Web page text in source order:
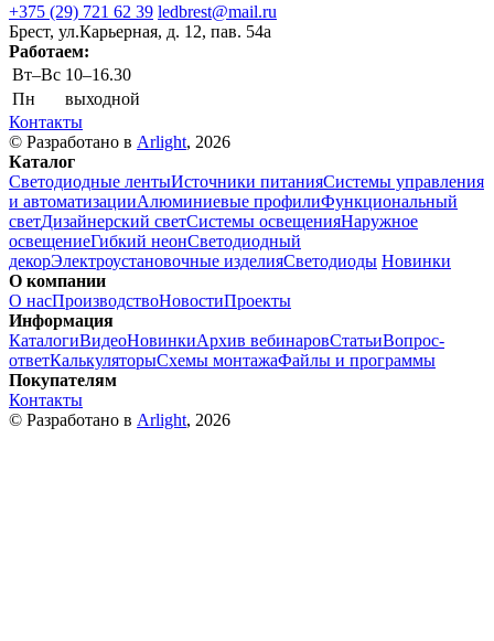
+375 (29) 721 62 39 ledbrest@mail.ru
Брест, ул.Карьерная, д. 12, пав. 54а
Работаем:
Вт–Вс 10–16.30
Пн
выходной
Контакты
© Разработано в Arlight, 2026
Каталог
Светодиодные лентыИсточники питанияСистемы управления
и автоматизацииАлюминиевые профилиФункциональный
светДизайнерский светСистемы освещенияНаружное
освещениеГибкий неонСветодиодный
декорЭлектроустановочные изделияСветодиоды Новинки
О компании
О насПроизводствоНовостиПроекты
Информация
КаталогиВидеоНовинкиАрхив вебинаровСтатьиВопрос-
ответКалькуляторыСхемы монтажаФайлы и программы
Покупателям
Контакты
© Разработано в Arlight, 2026